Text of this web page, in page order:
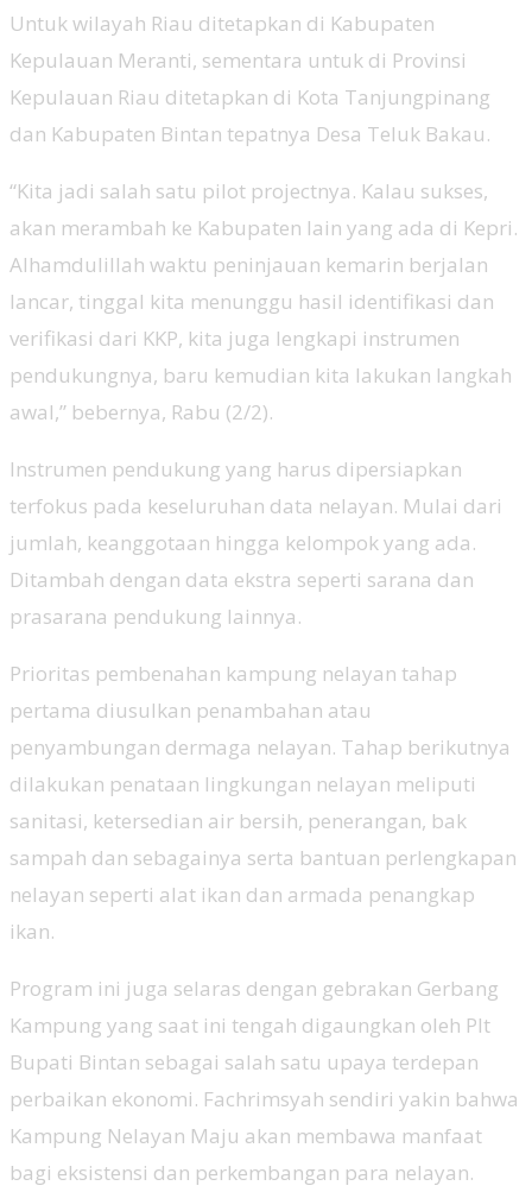
Untuk wilayah Riau ditetapkan di Kabupaten
Kepulauan Meranti, sementara untuk di Provinsi
Kepulauan Riau ditetapkan di Kota Tanjungpinang
dan Kabupaten Bintan tepatnya Desa Teluk Bakau.
“Kita jadi salah satu pilot projectnya. Kalau sukses,
akan merambah ke Kabupaten lain yang ada di Kepri.
Alhamdulillah waktu peninjauan kemarin berjalan
lancar, tinggal kita menunggu hasil identifikasi dan
verifikasi dari KKP, kita juga lengkapi instrumen
pendukungnya, baru kemudian kita lakukan langkah
awal,” bebernya, Rabu (2/2).
Instrumen pendukung yang harus dipersiapkan
terfokus pada keseluruhan data nelayan. Mulai dari
jumlah, keanggotaan hingga kelompok yang ada.
Ditambah dengan data ekstra seperti sarana dan
prasarana pendukung lainnya.
Prioritas pembenahan kampung nelayan tahap
pertama diusulkan penambahan atau
penyambungan dermaga nelayan. Tahap berikutnya
dilakukan penataan lingkungan nelayan meliputi
sanitasi, ketersedian air bersih, penerangan, bak
sampah dan sebagainya serta bantuan perlengkapan
nelayan seperti alat ikan dan armada penangkap
ikan.
Program ini juga selaras dengan gebrakan Gerbang
Kampung yang saat ini tengah digaungkan oleh Plt
Bupati Bintan sebagai salah satu upaya terdepan
perbaikan ekonomi. Fachrimsyah sendiri yakin bahwa
Kampung Nelayan Maju akan membawa manfaat
bagi eksistensi dan perkembangan para nelayan.